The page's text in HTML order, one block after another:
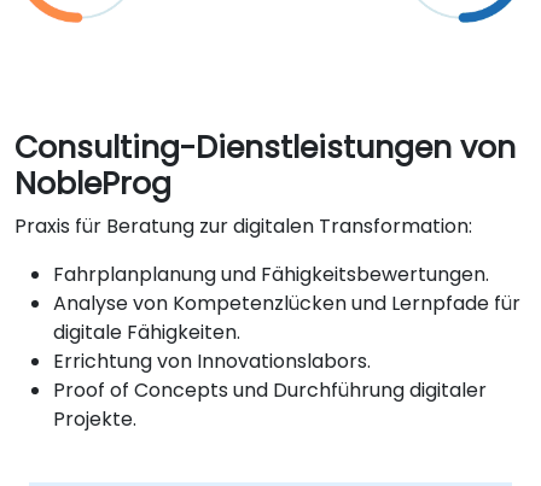
Consulting-Dienstleistungen von
NobleProg
Praxis für Beratung zur digitalen Transformation:
Fahrplanplanung und Fähigkeitsbewertungen.
Analyse von Kompetenzlücken und Lernpfade für
digitale Fähigkeiten.
Errichtung von Innovationslabors.
Proof of Concepts und Durchführung digitaler
Projekte.